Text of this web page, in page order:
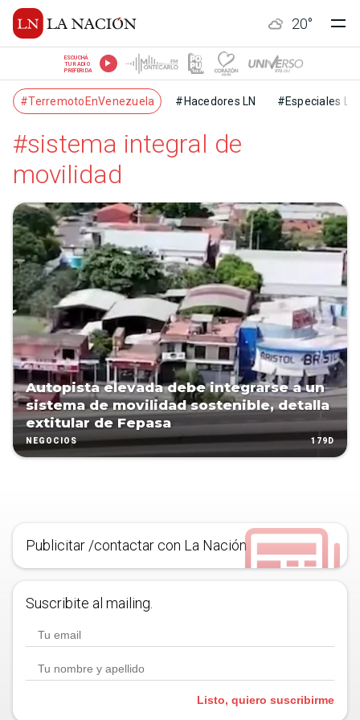
20°
ESCUCHÁ
TU RADIO
PREFERIDA
#TerremotoEnVenezuela #Hacedores LN #Especiales LN
#sistema integral de
movilidad
Autopista elevada debe integrarse a un
sistema de movilidad sostenible, detalla
extitular de Fepasa
NEGOCIOS 179D
Publicitar /contactar con La Nación
Suscribite al mailing.
Listo, quiero suscribirme